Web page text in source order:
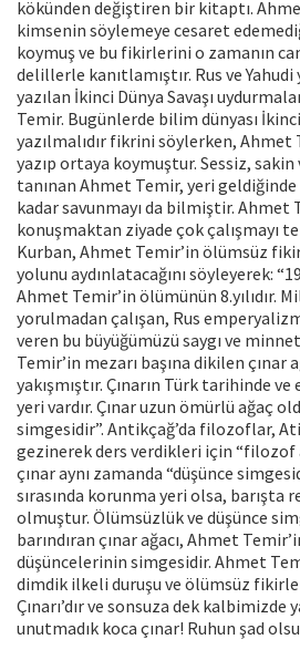
kökünden değiştiren bir kitaptı.
kimsenin söylemeye cesaret
koymuş ve bu fikirlerini o zamanın
delillerle kanıtlamıştır. Rus ve Yahudi
yazılan İkinci Dünya Savaşı
Temir. Bugünlerde bilim dünyası
yazılmalıdır fikrini söylerken,
yazıp ortaya koymuştur. Sessiz,
tanınan Ahmet Temir, yeri
kadar savunmayı da bilmiştir. Ahmet
konuşmaktan ziyade çok çalışmayı
Kurban, Ahmet Temir’in ölümsüz
yolunu aydınlatacağını söyleyerek:
Ahmet Temir’in ölümünün 8.yılıdır.
yorulmadan çalışan, Rus
veren bu büyüğümüzü saygı ve
Temir’in mezarı başına dikilen çınar
yakışmıştır. Çınarın Türk tarihinde
yeri vardır. Çınar uzun ömürlü ağaç
simgesidir”. Antikçağ’da filozoflar,
gezinerek ders verdikleri için “filozof
çınar aynı zamanda “düşünce
sırasında korunma yeri olsa, barışta
olmuştur. Ölümsüzlük ve düşünce
barındıran çınar ağacı, Ahmet
düşüncelerinin simgesidir. Ahmet
dimdik ilkeli duruşu ve ölümsüz
Çınarı’dır ve sonsuza dek kalbimizde
unutmadık koca çınar! Ruhun şad